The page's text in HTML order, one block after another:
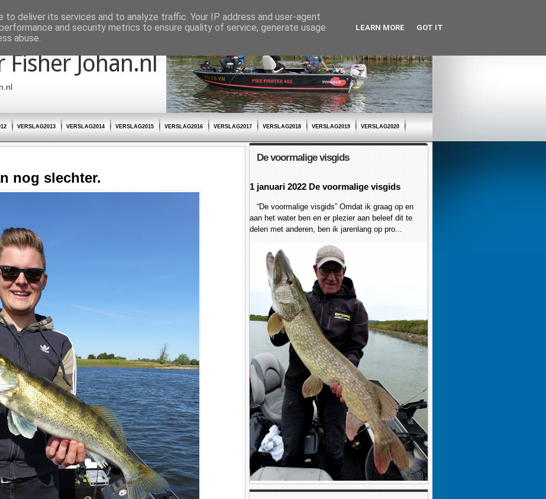
Fisher Johan.nl
VERSLAG2013 VERSLAG2014 VERSLAG2015 VERSLAG2016 VERSLAG2017 VERSLAG2018 VERSLAG2019 VERSLAG2020
nog slechter.
De voormalige visgids
1 januari 2022 De voormalige visgids
“De voormalige visgids” Omdat ik graag op en
aan het water ben en er plezier aan beleef dit te
delen met anderen, ben ik jarenlang op pro...
to deliver its services and to analyze traffic. Your IP address and user-agent
and security metrics to ensure quality of service, generate usage
abuse.
LEARN MORE GOT IT